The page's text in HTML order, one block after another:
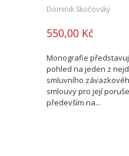
Dominik Skočovský
550,00 Kč
Monografie
pohled na jeden z
smluvního
smlouvy pro její
především na...